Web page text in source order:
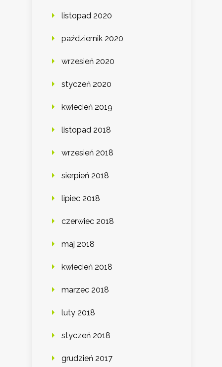
listopad 2020
październik 2020
wrzesień 2020
styczeń 2020
kwiecień 2019
listopad 2018
wrzesień 2018
sierpień 2018
lipiec 2018
czerwiec 2018
maj 2018
kwiecień 2018
marzec 2018
luty 2018
styczeń 2018
grudzień 2017